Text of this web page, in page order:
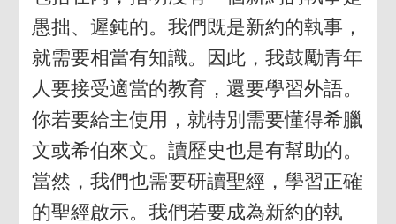
愚拙、遲鈍的。我們既是新約的執事，
就需要相當有知識。因此，我鼓勵青年
人要接受適當的教育，還要學習外語。
你若要給主使用，就特別需要懂得希臘
文或希伯來文。讀歷史也是有幫助的。
當然，我們也需要研讀聖經，學習正確
的聖經啟示。我們若要成為新約的執